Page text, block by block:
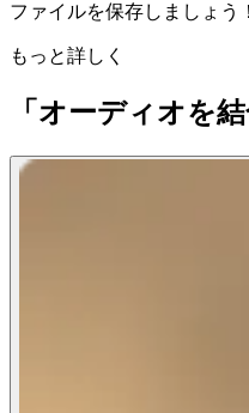
ファイルを保存しましょう！
もっと詳しく
「オーディオを